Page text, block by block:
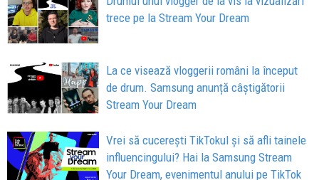
trece pe la Stream Your Dream
La ce visează vloggerii români la început
de drum. Samsung anunță câștigătorii
Stream Your Dream
Vrei să cucerești TikTokul și să afli tainele
influencingului? Hai la Samsung Stream
Your Dream, evenimentul anului pe TikTok